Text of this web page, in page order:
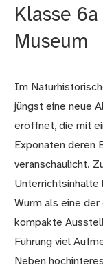
Klasse
Museum
Im
jüngst eine neue
eröffnet, die mit
Exponaten deren
veranschaulicht.
Unterrichtsinhalte
Wurm als eine
kompakte
Führung viel
Neben